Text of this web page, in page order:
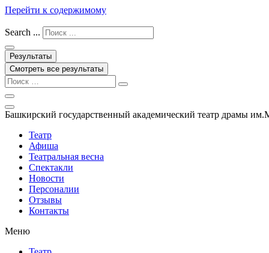
Перейти к содержимому
Search ...
Результаты
Смотреть все результаты
Башкирский государственный академический театр драмы
Театр
Афиша
Театральная весна
Спектакли
Новости
Персоналии
Отзывы
Контакты
Меню